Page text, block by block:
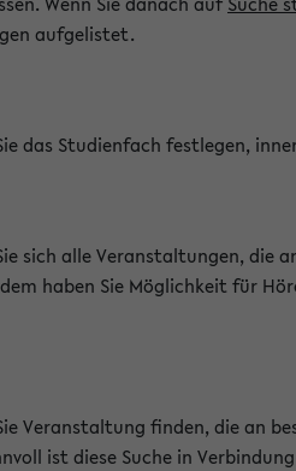
aufgelistet.
das Studienfach festlegen,
sich alle Veranstaltungen, die
haben Sie Möglichkeit für
Veranstaltung finden, die an
ist diese Suche in